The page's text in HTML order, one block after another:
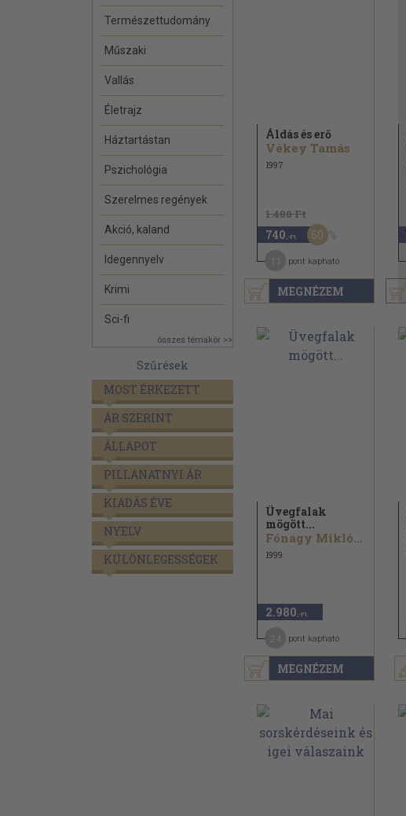
Természettudomány
Műszaki
Vallás
Életrajz
Háztartástan
Pszichológia
Szerelmes regények
Akció, kaland
Idegennyelv
Krimi
Sci-fi
összes témakör >>
Szűrések
MOST ÉRKEZETT
ÁR SZERINT
ÁLLAPOT
PILLANATNYI ÁR
KIADÁS ÉVE
NYELV
KÜLÖNLEGESSÉGEK
MEGNÉZEM
Áldás és erő
Vékey Tamás
1997
1.480 Ft
740 ,-Ft 50
pont kapható
MEGNÉZEM
Üvegfalak
mögött...
Fónagy Miklósné
1999
2.980 ,-Ft
pont kapható